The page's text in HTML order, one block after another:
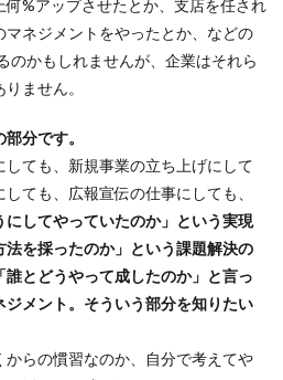
%アップさせたとか、支店を任され
ネジメントをやったとか、などの
のかもしれませんが、企業はそれら
ません。
分です。
ても、新規事業の立ち上げにして
ても、広報宣伝の仕事にしても、
してやっていたのか」という実現
を採ったのか」という課題解決の
とどうやって成したのか」と言っ
メント。そういう部分を知りたい
らの慣習なのか、自分で考えてや